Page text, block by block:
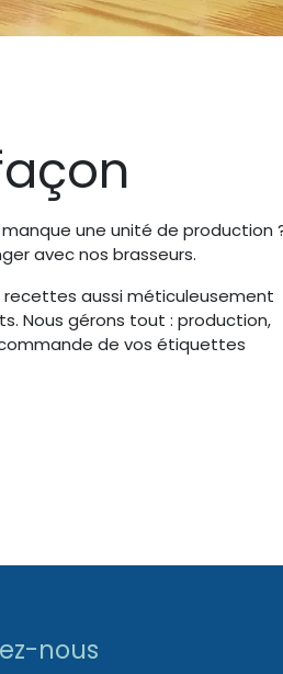
une unité de production
avec nos brasseurs.
recettes aussi méticuleusement
Nous gérons tout : production,
de vos étiquettes
nous